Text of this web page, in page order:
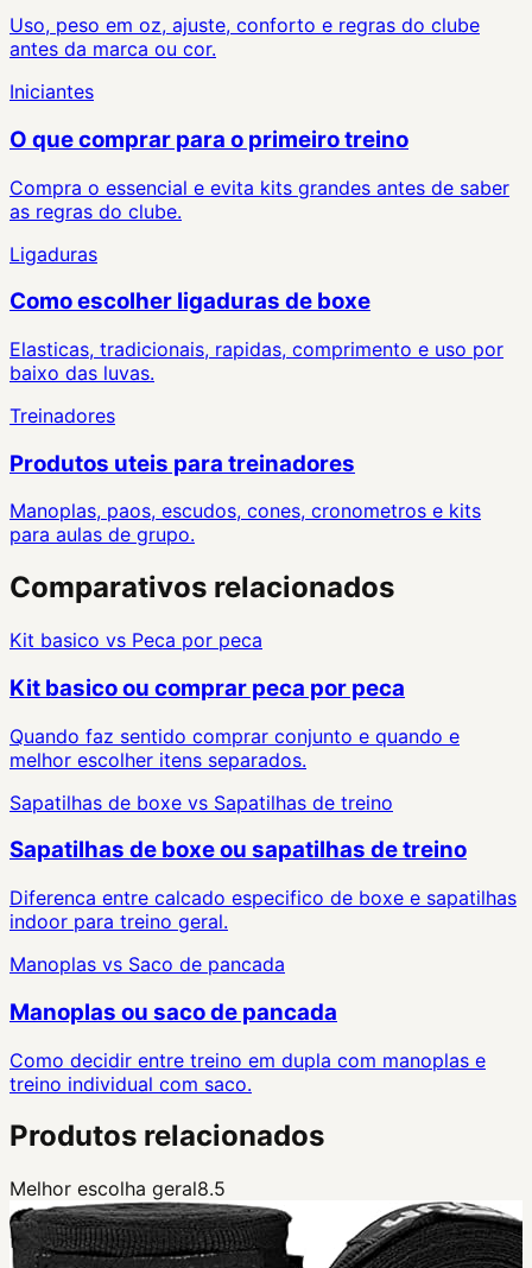
Uso, peso em oz, ajuste, conforto e regras do clube
antes da marca ou cor.
Iniciantes
O que comprar para o primeiro treino
Compra o essencial e evita kits grandes antes de saber
as regras do clube.
Ligaduras
Como escolher ligaduras de boxe
Elasticas, tradicionais, rapidas, comprimento e uso por
baixo das luvas.
Treinadores
Produtos uteis para treinadores
Manoplas, paos, escudos, cones, cronometros e kits
para aulas de grupo.
Comparativos relacionados
Kit basico vs Peca por peca
Kit basico ou comprar peca por peca
Quando faz sentido comprar conjunto e quando e
melhor escolher itens separados.
Sapatilhas de boxe vs Sapatilhas de treino
Sapatilhas de boxe ou sapatilhas de treino
Diferenca entre calcado especifico de boxe e sapatilhas
indoor para treino geral.
Manoplas vs Saco de pancada
Manoplas ou saco de pancada
Como decidir entre treino em dupla com manoplas e
treino individual com saco.
Produtos relacionados
Melhor escolha geral8.5